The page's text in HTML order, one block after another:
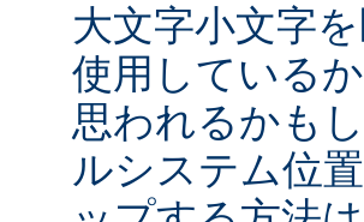
大文字小文字
使用している
思われるかも
ルシステム位